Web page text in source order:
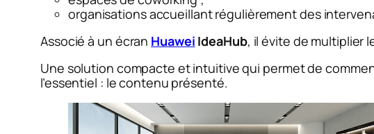
organisations accueillant régulièrement des
Associé à un écran Huawei IdeaHub, il évite de multiplier
Une solution compacte et intuitive qui permet de
l’essentiel : le contenu présenté.